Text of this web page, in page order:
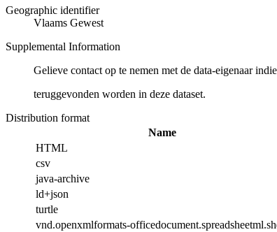
Geographic identifier
Vlaams Gewest
Supplemental Information
Gelieve contact op te nemen met de data-eigenaar
teruggevonden worden in deze dataset.
Distribution format
Name
HTML
csv
java-archive
ld+json
turtle
vnd.openxmlformats-